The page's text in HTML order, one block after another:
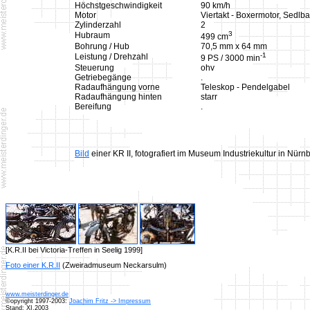
Höchstgeschwindigkeit
90 km/h
Motor
Viertakt - Boxermotor,
Zylinderzahl
2
Hubraum
499 cm3
Bohrung / Hub
70,5 mm x 64 mm
Leistung / Drehzahl
9 PS / 3000 min-1
Steuerung
ohv
Getriebegänge
.
Radaufhängung vorne
Teleskop - Pendelgabel
Radaufhängung hinten
starr
Bereifung
.
Bild einer KR II, fotografiert im Museum Industriekultur in
[K.R.II bei Victoria-Treffen in Seelig 1999]
Foto einer K.R.II
(Zweiradmuseum Neckarsulm)
www.meisterdinger.de
©opyright 1997-2003:Joachim Fritz -> Impressum
Stand: XI.2003